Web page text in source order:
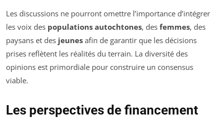
Les discussions ne pourront omettre l’importance d’intégrer
les voix des populations autochtones, des femmes, des
paysans et des jeunes afin de garantir que les décisions
prises reflètent les réalités du terrain. La diversité des
opinions est primordiale pour construire un consensus
viable.
Les perspectives de financement